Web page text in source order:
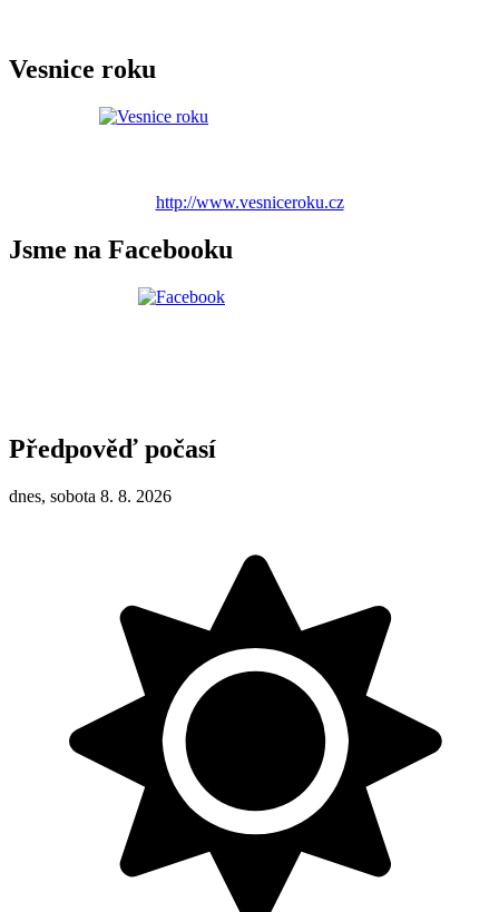
Vesnice roku
http://www.vesniceroku.cz
Jsme na Facebooku
Předpověď počasí
dnes, sobota 8. 8. 2026